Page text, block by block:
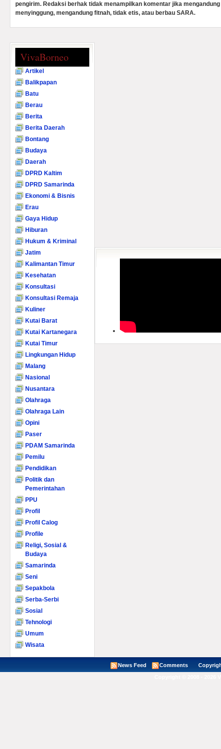
pengirim. Redaksi berhak tidak menampilkan komentar jika
menyinggung, mengandung fitnah, tidak etis, atau berbau SARA.
VivaBorneo
Artikel
Balikpapan
Batu
Berau
Berita
Berita Daerah
Bontang
Budaya
Daerah
DPRD Kaltim
DPRD Samarinda
Ekonomi & Bisnis
Erau
Gaya Hidup
Hiburan
Hukum & Kriminal
Jatim
Kalimantan Timur
Kesehatan
Konsultasi
Konsultasi Remaja
Kuliner
Kutai Barat
Kutai Kartanegara
Kutai Timur
Lingkungan Hidup
Malang
Nasional
Nusantara
Olahraga
Olahraga Lain
Opini
Paser
PDAM Samarinda
Pemilu
Pendidikan
Politik dan
Pemerintahan
PPU
Profil
Profil Calog
Profile
Religi, Sosial &
Budaya
Samarinda
Seni
Sepakbola
Serba-Serbi
Sosial
Tehnologi
Umum
Wisata
News Feed Comments Copyright